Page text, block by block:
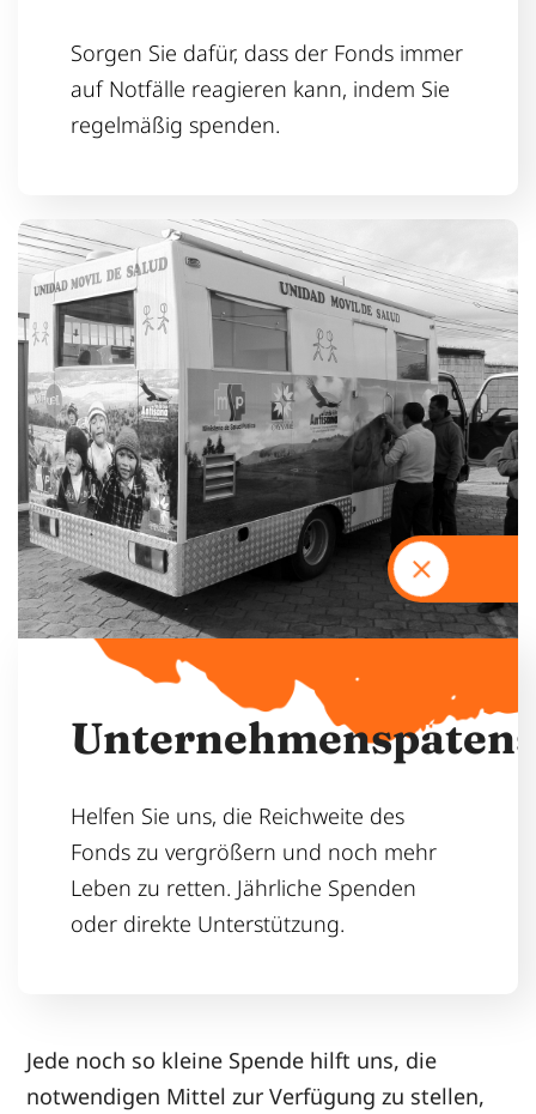
Sorgen Sie dafür, dass der Fonds immer
auf Notfälle reagieren kann, indem Sie
regelmäßig spenden.
Unternehmenspatens
Helfen Sie uns, die Reichweite des
Fonds zu vergrößern und noch mehr
Leben zu retten. Jährliche Spenden
oder direkte Unterstützung.
Jede noch so kleine Spende hilft uns, die
notwendigen Mittel zur Verfügung zu stellen,